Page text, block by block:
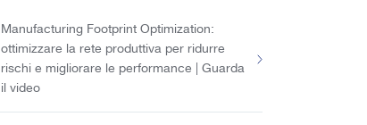
Manufacturing Footprint Optimization:
ottimizzare la rete produttiva per ridurre
rischi e migliorare le performance | Guarda
il video